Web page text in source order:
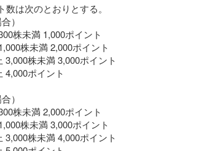
は次のとおりとする。
）
株未満 1,000ポイント
株未満 2,000ポイント
3,000株未満 3,000ポイント
4,000ポイント
）
株未満 2,000ポイント
株未満 3,000ポイント
3,000株未満 4,000ポイント